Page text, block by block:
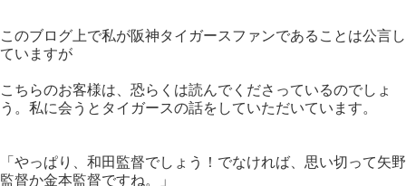
このブログ上で私が阪神タイガースファンであることは公言し
ていますが
こちらのお客様は、恐らくは読んでくださっているのでしょ
う。私に会うとタイガースの話をしていただいています。
「やっぱり、和田監督でしょう！でなければ、思い切って矢野
監督か金本監督ですね。」